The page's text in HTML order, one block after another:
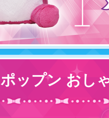
ポップン おし